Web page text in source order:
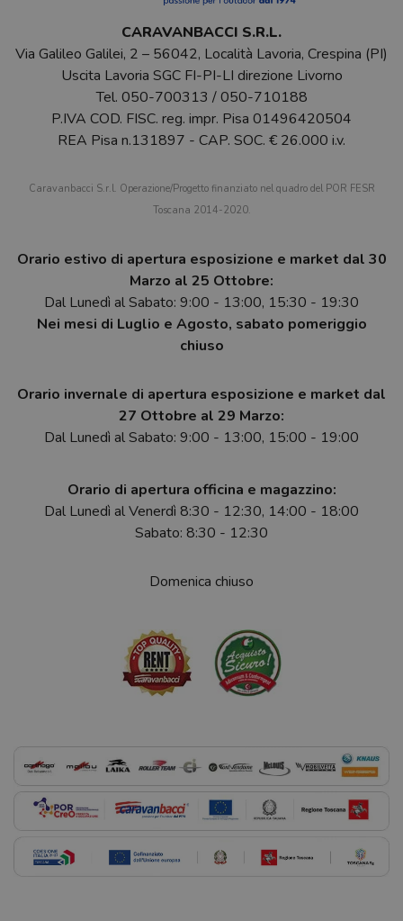
CARAVANBACCI S.R.L.
Via Galileo Galilei, 2 – 56042, Località Lavoria, Crespina (PI)
Uscita Lavoria SGC FI-PI-LI direzione Livorno
Tel. 050-700313 /050-710188
P.IVA COD. FISC. reg. impr. Pisa 01496420504
REA Pisa n.131897 - CAP. SOC. € 26.000 i.v.
Caravanbacci S.r.l. Operazione/Progetto finanziato nel quadro del POR FESR
Toscana 2014-2020.
Orario estivo di apertura esposizione e market dal 30
Marzo al 25 Ottobre:
Dal Lunedì al Sabato: 9:00 - 13:00, 15:30 - 19:30
Nei mesi di Luglio e Agosto, sabato pomeriggio
chiuso
Orario invernale di apertura esposizione e market dal
27 Ottobre al 29 Marzo:
Dal Lunedì al Sabato: 9:00 - 13:00, 15:00 - 19:00
Orario di apertura officina e magazzino:
Dal Lunedì al Venerdì 8:30 - 12:30, 14:00 - 18:00
Sabato: 8:30 - 12:30
Domenica chiuso